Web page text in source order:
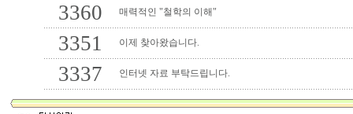
3360 매력적인 "철학의 이해"
3351 이제 찾아왔습니다.
3337 인터넷 자료 부탁드립니다.